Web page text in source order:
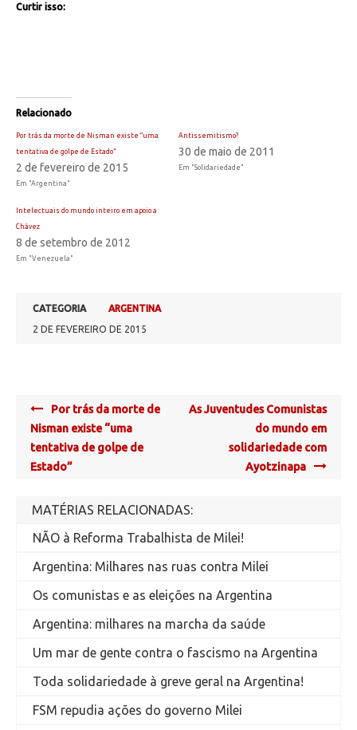
Curtir isso:
Relacionado
Por trás da morte de Nisman existe “uma
tentativa de golpe de Estado”
2 de fevereiro de 2015
Em "Argentina"
Antissemitismo?
30 de maio de 2011
Em "Solidariedade"
Intelectuais do mundo inteiro em apoio a
Chávez
8 de setembro de 2012
Em "Venezuela"
CATEGORIA
ARGENTINA
2 DE FEVEREIRO DE 2015
Post
navigation
Por trás da morte de
Nisman existe “uma
tentativa de golpe de
Estado”
As Juventudes Comunistas
do mundo em
solidariedade com
Ayotzinapa
MATÉRIAS RELACIONADAS:
NÃO à Reforma Trabalhista de Milei!
Argentina: Milhares nas ruas contra Milei
Os comunistas e as eleições na Argentina
Argentina: milhares na marcha da saúde
Um mar de gente contra o fascismo na Argentina
Toda solidariedade à greve geral na Argentina!
FSM repudia ações do governo Milei